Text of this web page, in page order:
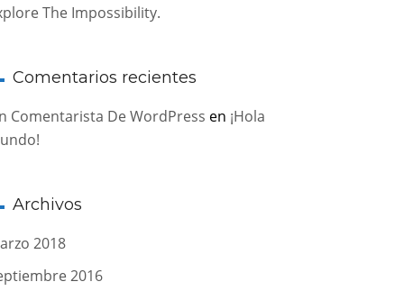
The Impossibility.
Comentarios recientes
Comentarista De WordPress en ¡Hola
Archivos
2018
2016